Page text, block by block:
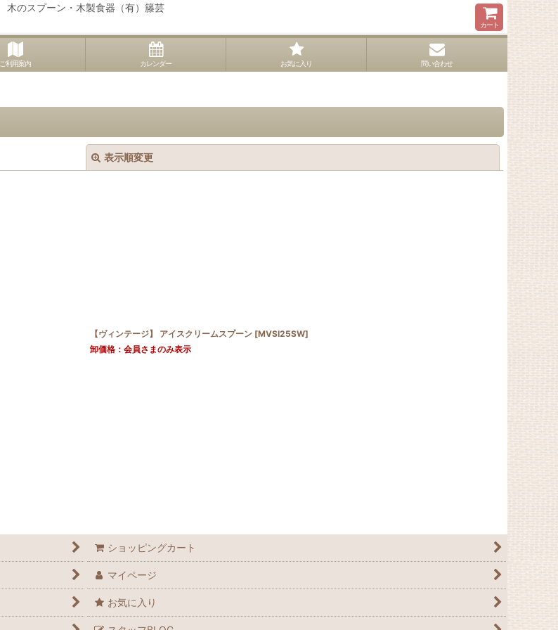
木のスプーン・木製食器（有）籐芸
カート
ご利用案内 カレンダー お気に入り 問い合わせ
表示順変更
【ヴィンテージ】 アイスクリームスプーン [MVSI25SW]
卸価格：会員さまのみ表示
ショッピングカート
マイページ
お気に入り